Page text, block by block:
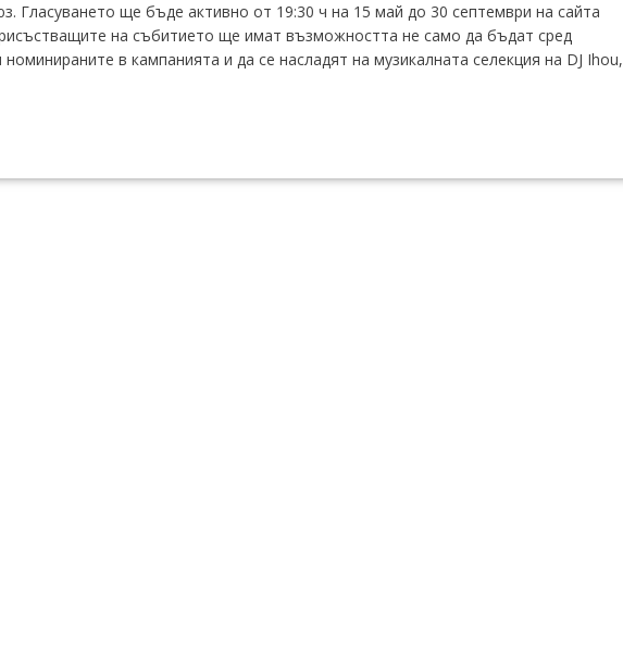
Гласуването ще бъде активно от 19:30 ч на 15 май до 30 септември на сайта
на събитието ще имат възможността не само да бъдат сред
в кампанията и да се насладят на музикалната селекция на DJ Ihou,